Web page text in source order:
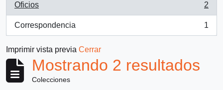
Oficios
, 2 resultados
2
Correspondencia
, 1 resultados
1
Imprimir vista previa Cerrar
Mostrando 2 resultados
Colecciones